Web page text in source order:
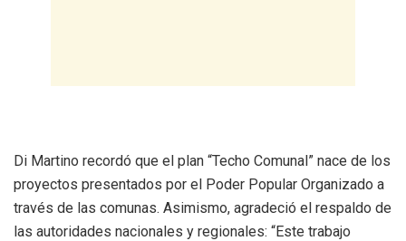
Di Martino recordó que el plan “Techo Comunal” nace de los
proyectos presentados por el Poder Popular Organizado a
través de las comunas. Asimismo, agradeció el respaldo de
las autoridades nacionales y regionales: “Este trabajo